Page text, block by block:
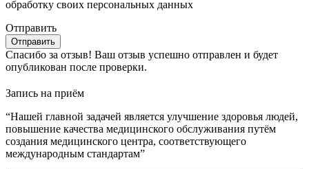
обработку своих персональных данных
Отправить
Спасибо за отзыв! Ваш отзыв успешно отправлен и будет
опубликован после проверки.
Запись на приём
“Нашей главной задачей является улучшение здоровья людей,
повышение качества медицинского обслуживания путём
создания медицинского центра, соответствующего
международным стандартам”